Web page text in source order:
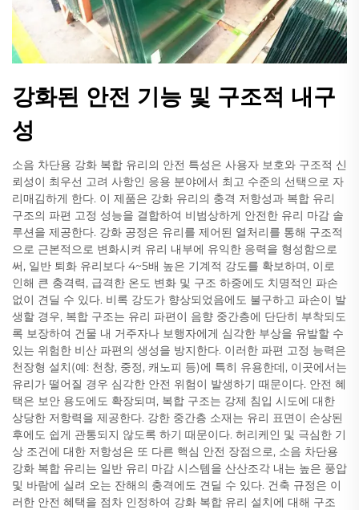
강화된 안전 기능 및 구조적 내구
성
소음 차단용 강화 복합 유리의 안전 특성은 사용자 보호와 구조적 신
뢰성이 최우선 고려 사항인 응용 분야에서 최고 수준의 선택으로 자
리매김하게 한다. 이 제품은 강화 유리의 충격 저항성과 복합 유리
구조의 파편 고정 성능을 결합하여 비범상하게 안전한 유리 마감 솔
루션을 제공한다. 강화 공정은 유리를 제어된 열처리를 통해 구조적
으로 근본적으로 변화시켜 유리 내부에 유익한 응력을 형성함으로
써, 일반 퇴화 유리보다 4~5배 높은 기계적 강도를 확보하며, 이로
인해 큰 충격력, 급격한 온도 변화 및 구조 하중에도 치명적인 파손
없이 견딜 수 있다. 비록 강도가 향상되었음에도 불구하고 파손이 발
생할 경우, 복합 구조는 유리 파편이 음향 중간층에 단단히 부착되도
록 보장하여 건물 내 거주자나 보행자에게 심각한 부상을 유발할 수
있는 위험한 비산 파편의 생성을 방지한다. 이러한 파편 고정 능력은
천장형 설치(예: 천창, 중정, 캐노피 등)에 특히 유용한데, 이곳에서는
유리가 떨어질 경우 심각한 안전 위험이 발생하기 때문이다. 안전 혜
택은 보안 용도에도 확장되며, 복합 구조는 강제 침입 시도에 대한
상당한 저항력을 제공한다. 강한 중간층 소재는 유리 표면이 손상된
후에도 쉽게 관통되지 않도록 하기 때문이다. 허리케인 및 극심한 기
상 조건에 대한 저항성은 또 다른 핵심 안전 장점으로, 소음 차단용
강화 복합 유리는 일반 유리 마감 시스템을 산산조각 내는 높은 풍압
및 바람에 실려 오는 잔해의 충격에도 견딜 수 있다. 건축 규정은 이
러한 안전 혜택을 점차 인정하여 강화 복합 유리 설치에 대해 구조